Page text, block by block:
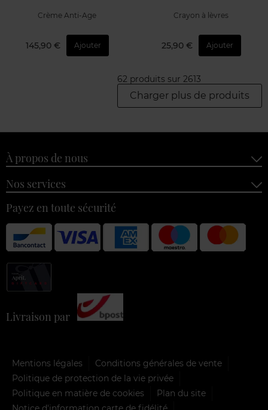
Crème Anti-Age
145,90 € Ajouter
Crayon à lèvres
25,90 € Ajouter
62 produits sur 2613
Charger plus de produits
À propos de nous
Nos services
Payez en toute sécurité
Livraison par
Mentions légales
Conditions générales de vente
Politique de protection de la vie privée
Politique en matière de cookies
Plan du site